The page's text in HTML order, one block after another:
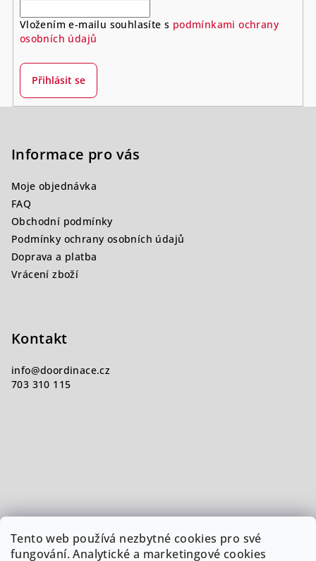
Tento web používá nezbytné cookies pro své
fungování. Analytické a marketingové cookies
Vložením e-mailu souhlasíte s podmínkami ochrany
osobních údajů
Přihlásit se
Informace pro vás
Moje objednávka
FAQ
Obchodní podmínky
Podmínky ochrany osobních údajů
Doprava a platba
Vrácení zboží
Kontakt
info@doordinace.cz
703 310 115